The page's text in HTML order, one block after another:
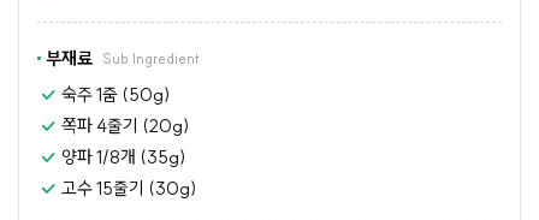
부재료 Sub Ingredient
숙주 1줌 (50g)
쪽파 4줄기 (20g)
양파 1/8개 (35g)
고수 15줄기 (30g)